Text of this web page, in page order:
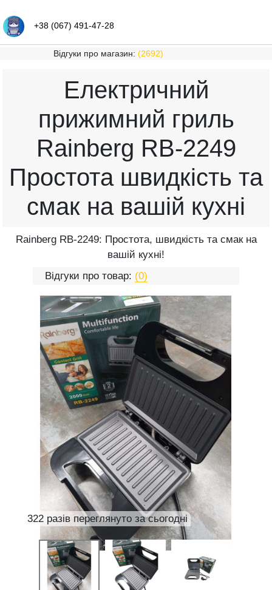
+38 (067) 491-47-28
Відгуки про магазин: (2692)
Електричний
прижимний гриль
Rainberg RB-2249
Простота швидкість та
смак на вашій кухні
Rainberg RB-2249: Простота, швидкість та смак на
вашій кухні!
Відгуки про товар: (0)
322 разів переглянуто за сьогодні